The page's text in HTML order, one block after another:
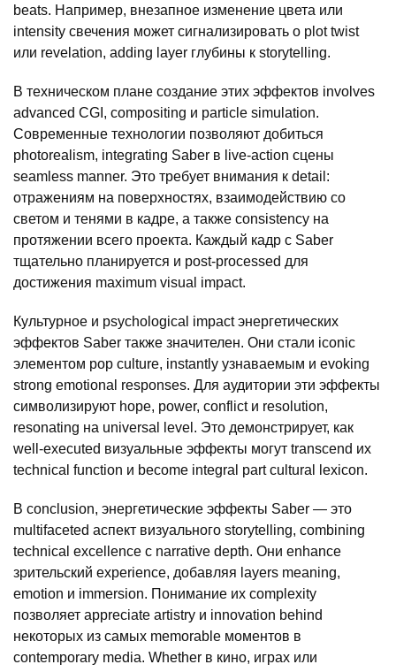
beats. Например, внезапное изменение цвета или
intensity свечения может сигнализировать о plot twist
или revelation, adding layer глубины к storytelling.
В техническом плане создание этих эффектов involves
advanced CGI, compositing и particle simulation.
Современные технологии позволяют добиться
photorealism, integrating Saber в live-action сцены
seamless manner. Это требует внимания к detail:
отражениям на поверхностях, взаимодействию со
светом и тенями в кадре, а также consistency на
протяжении всего проекта. Каждый кадр с Saber
тщательно планируется и post-processed для
достижения maximum visual impact.
Культурное и psychological impact энергетических
эффектов Saber также значителен. Они стали iconic
элементом pop culture, instantly узнаваемым и evoking
strong emotional responses. Для аудитории эти эффекты
символизируют hope, power, conflict и resolution,
resonating на universal level. Это демонстрирует, как
well-executed визуальные эффекты могут transcend их
technical function и become integral part cultural lexicon.
В conclusion, энергетические эффекты Saber — это
multifaceted аспект визуального storytelling, combining
technical excellence с narrative depth. Они enhance
зрительский experience, добавляя layers meaning,
emotion и immersion. Понимание их complexity
позволяет appreciate artistry и innovation behind
некоторых из самых memorable моментов в
contemporary media. Whether в кино, играх или